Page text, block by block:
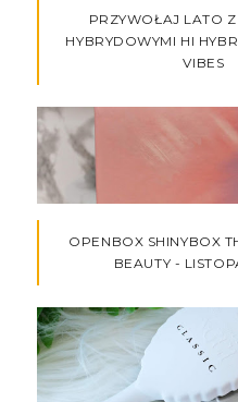
PRZYWOŁAJ LATO
HYBRYDOWYMI HI
VIBES
OPENBOX SHINYBOX
BEAUTY -